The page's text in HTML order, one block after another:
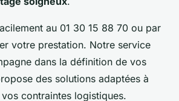
au 01 30 15 88 70 ou par
votre prestation. Notre service
dans la définition de vos
des solutions adaptées à
contraintes logistiques.